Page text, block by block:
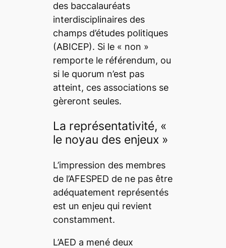
des baccalauréats
interdisciplinaires des
champs d’études politiques
(ABICEP). Si le « non »
remporte le référendum, ou
si le quorum n’est pas
atteint, ces associations se
gèreront seules.
La représentativité, «
le noyau des enjeux »
L’impression des membres
de l’AFESPED de ne pas être
adéquatement représentés
est un enjeu qui revient
constamment.
L’AED a mené deux